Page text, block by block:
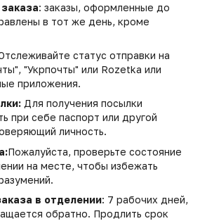
: заказы, оформленные до
в тот же день, кроме
статус отправки на
"Укрпочты" или Rozetka или
приложения.
Для получения посылки
при себе паспорт или другой
личность.
Пожалуйста, проверьте состояние
на месте, чтобы избежать
в отделении: 7 рабочих дней,
обратно. Продлить срок